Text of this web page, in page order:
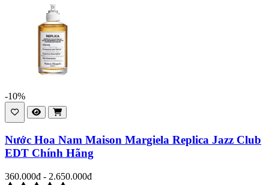
-10%
Nước Hoa Nam Maison Margiela Replica Jazz Club
EDT Chính Hãng
360.000đ - 2.650.000đ